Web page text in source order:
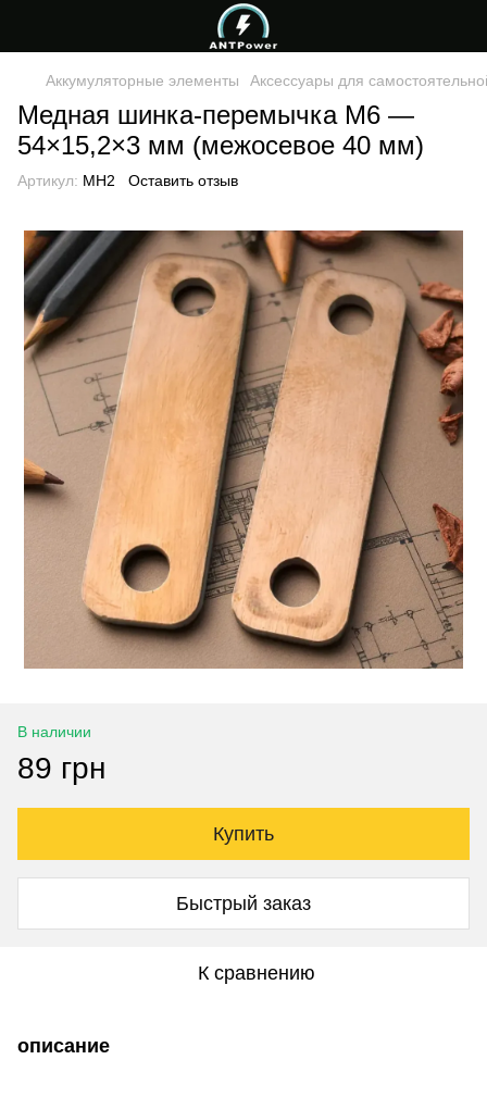
Аккумуляторные элементы Аксессуары для
Медная шинка-перемычка M6 —
54×15,2×3 мм (межосевое 40 мм)
Артикул: MH2 Оставить отзыв
В наличии
89 грн
Купить
Быстрый заказ
К сравнению
описание